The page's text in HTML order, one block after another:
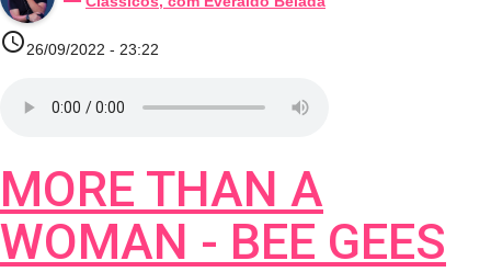
access_time26/09/2022 - 23:22
MORE THAN A
WOMAN - BEE GEES